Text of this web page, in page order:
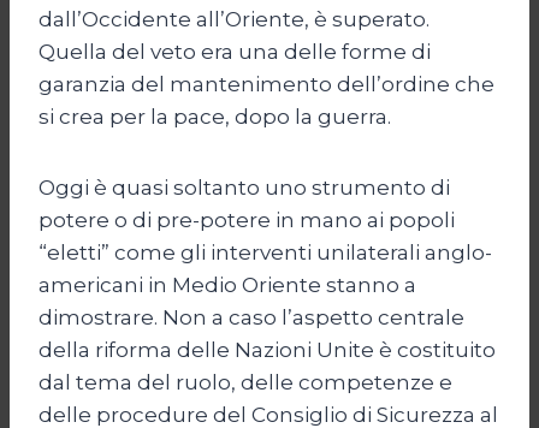
dall’Occidente all’Oriente, è superato.
Quella del veto era una delle forme di
garanzia del mantenimento dell’ordine che
si crea per la pace, dopo la guerra.
Oggi è quasi soltanto uno strumento di
potere o di pre-potere in mano ai popoli
“eletti” come gli interventi unilaterali anglo-
americani in Medio Oriente stanno a
dimostrare. Non a caso l’aspetto centrale
della riforma delle Nazioni Unite è costituito
dal tema del ruolo, delle competenze e
delle procedure del Consiglio di Sicurezza al